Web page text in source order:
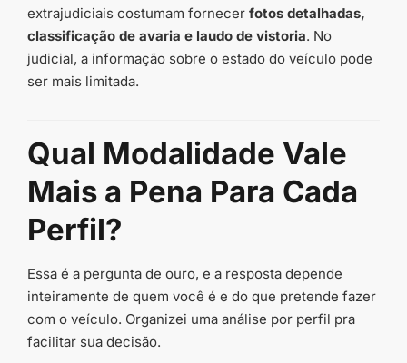
extrajudiciais costumam fornecer fotos detalhadas,
classificação de avaria e laudo de vistoria. No
judicial, a informação sobre o estado do veículo pode
ser mais limitada.
Qual Modalidade Vale
Mais a Pena Para Cada
Perfil?
Essa é a pergunta de ouro, e a resposta depende
inteiramente de quem você é e do que pretende fazer
com o veículo. Organizei uma análise por perfil pra
facilitar sua decisão.